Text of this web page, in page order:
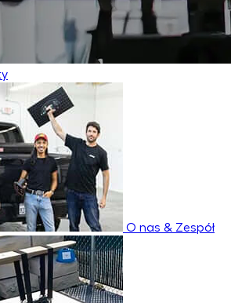
O nas & Zespół